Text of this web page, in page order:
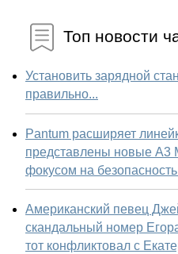
Топ новости
Установить зарядной
правильно...
Pantum расширяет
представлены новые А3
фокусом на
Американский певец
скандальный номер
тот конфликтовал с